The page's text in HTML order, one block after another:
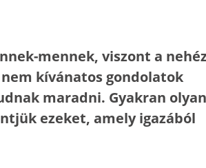
mennek, viszont a
kívánatos gondolatok
maradni. Gyakran olyan
ezeket, amely igazából